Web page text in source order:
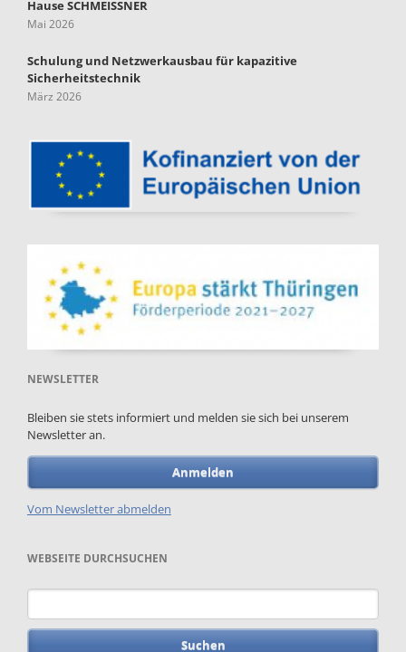
Hause SCHMEISSNER
Mai 2026
Schulung und Netzwerkausbau für kapazitive
Sicherheitstechnik
März 2026
NEWSLETTER
Bleiben sie stets informiert und melden sie sich bei unserem
Newsletter an.
Anmelden
Vom Newsletter abmelden
WEBSEITE DURCHSUCHEN
Suchbegriffe